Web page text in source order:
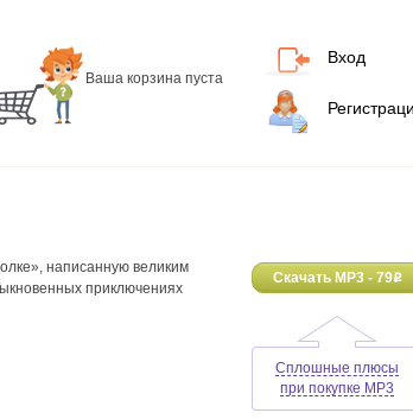
Вход
Ваша корзина пуста
Скачать MP3 - 79o
Сплошные плюсы
при покупке MP3
написанную великим
приключениях